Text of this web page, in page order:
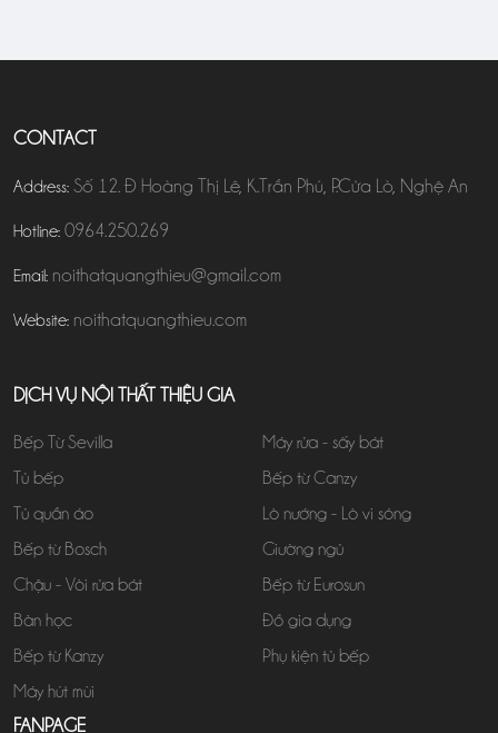
CONTACT
Address: Số 12. Đ Hoàng Thị Lê, K.Trần Phú, P.Cửa Lò, Nghệ An
Hotline: 0964.250.269
Email: noithatquangthieu@gmail.com
Website: noithatquangthieu.com
DỊCH VỤ NỘI THẤT THIỆU GIA
Bếp Từ Sevilla
Máy rửa - sấy bát
Tủ bếp
Bếp từ Canzy
Tủ quần áo
Lò nướng - Lò vi sóng
Bếp từ Bosch
Giường ngủ
Chậu - Vòi rửa bát
Bếp từ Eurosun
Bàn học
Đồ gia dụng
Bếp từ Kanzy
Phụ kiện tủ bếp
Máy hút mùi
FANPAGE